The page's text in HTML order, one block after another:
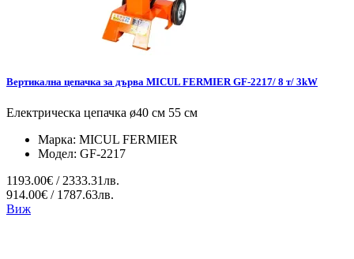
Вертикална цепачка за дърва MICUL FERMIER GF-2217/ 8 т/ 3kW
Електрическа цепачка ø40 см 55 см
Марка: MICUL FERMIER
Модел: GF-2217
1193.00€ / 2333.31лв.
914.00€ / 1787.63лв.
Виж